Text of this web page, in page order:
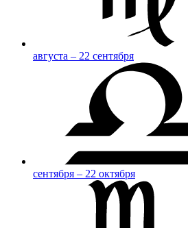
августа – 22 сентября
сентября – 22 октября